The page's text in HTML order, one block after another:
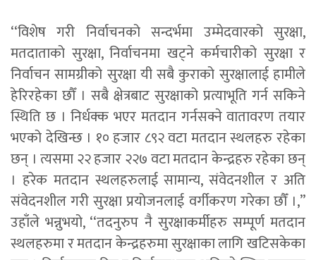
‘‘विशेष गरी निर्वाचनको सन्दर्भमा उम्मेदवारको सुरक्षा,
मतदाताको सुरक्षा, निर्वाचनमा खट्ने कर्मचारीको सुरक्षा र
निर्वाचन सामग्रीको सुरक्षा यी सबै कुराको सुरक्षालाई हामीले
हेरिरहेका छौँ । सबै क्षेत्रबाट सुरक्षाको प्रत्याभूति गर्न सकिने
स्थिति छ । निर्धक्क भएर मतदान गर्नसक्ने वातावरण तयार
भएको देखिन्छ । १० हजार ८९२ वटा मतदान स्थलहरु रहेका
छन् । त्यसमा २२ हजार २२७ वटा मतदान केन्द्रहरु रहेका छन्
। हरेक मतदान स्थलहरुलाई सामान्य, संवेदनशील र अति
संवेदनशील गरी सुरक्षा प्रयोजनलाई वर्गीकरण गरेका छौँ ।,’’
उहाँले भन्नुभयो, ‘‘तदनुरुप नै सुरक्षाकर्मीहरु सम्पूर्ण मतदान
स्थलहरुमा र मतदान केन्द्रहरुमा सुरक्षाका लागि खटिसकेका